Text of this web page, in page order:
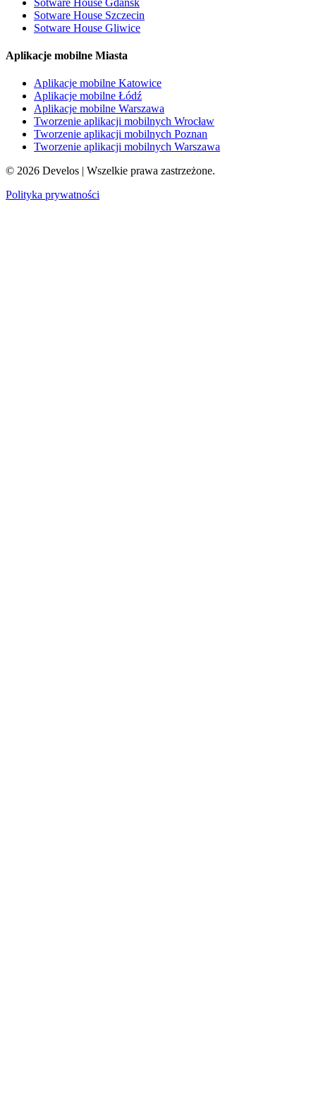
Sotware House Szczecin
Sotware House Gliwice
Aplikacje mobilne Miasta
Aplikacje mobilne Katowice
Aplikacje mobilne Łódź
Aplikacje mobilne Warszawa
Tworzenie aplikacji mobilnych Wrocław
Tworzenie aplikacji mobilnych Poznan
Tworzenie aplikacji mobilnych Warszawa
© 2026 Develos | Wszelkie prawa zastrzeżone.
Polityka prywatności